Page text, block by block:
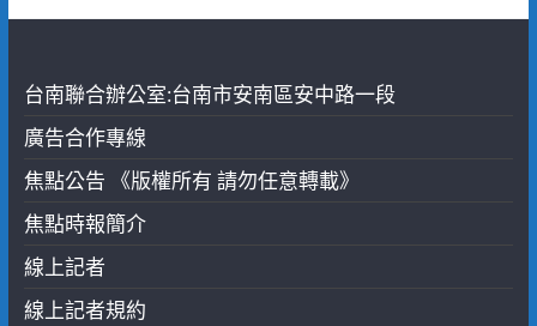
台南聯合辦公室:台南市安南區安中路一段
廣告合作專線
焦點公告 《版權所有 請勿任意轉載》
焦點時報簡介
線上記者
線上記者規約